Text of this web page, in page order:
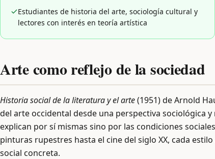
Estudiantes de historia del arte, sociología cultural y
lectores con interés en teoría artística
Arte como reflejo de la sociedad
Historia social de la literatura y el arte(1951) de Arnold
del arte occidental desde una perspectiva sociológica
explican por sí mismas sino por las condiciones
pinturas rupestres hasta el cine del siglo XX, cada
social concreta.